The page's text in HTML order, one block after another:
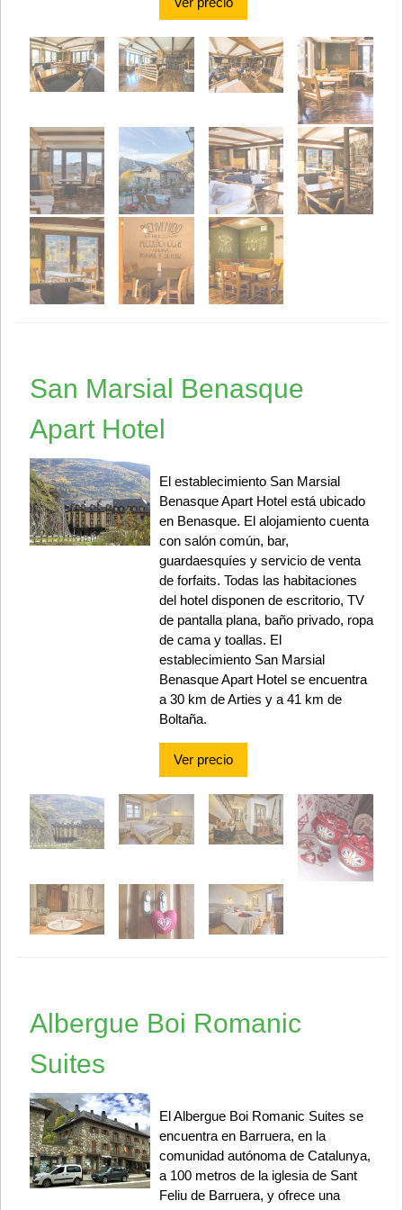
San Marsial Benasque
Apart Hotel
El establecimiento San Marsial
Benasque Apart Hotel está ubicado
en Benasque. El alojamiento cuenta
con salón común, bar,
guardaesquíes y servicio de venta
de forfaits. Todas las habitaciones
del hotel disponen de escritorio, TV
de pantalla plana, baño privado, ropa
de cama y toallas. El
establecimiento San Marsial
Benasque Apart Hotel se encuentra
a 30 km de Arties y a 41 km de
Boltaña.
Ver precio
Albergue Boi Romanic
Suites
El Albergue Boi Romanic Suites se
encuentra en Barruera, en la
comunidad autónoma de Catalunya,
a 100 metros de la iglesia de Sant
Feliu de Barruera, y ofrece una